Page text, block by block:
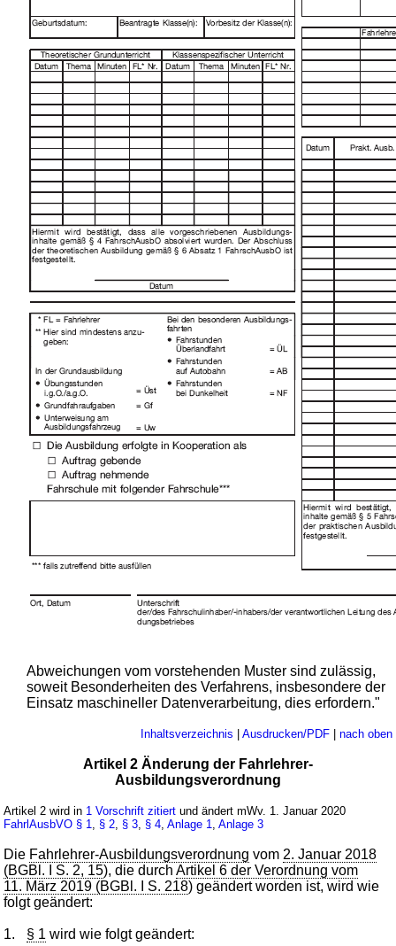
Abweichungen vom vorstehenden Muster sind zulässig,
soweit Besonderheiten des Verfahrens, insbesondere der
Einsatz maschineller Datenverarbeitung, dies erfordern."
Inhaltsverzeichnis | Ausdrucken/PDF| nach oben
Artikel 2 Änderung der Fahrlehrer-
Ausbildungsverordnung
Artikel 2 wird in 1 Vorschrift zitiert und ändert mWv. 1. Januar 2020
FahrlAusbVO § 1 § 2 § 3 § 4 ,Anlage 1 ,Anlage 3
Die Fahrlehrer-Ausbildungsverordnung vom 2. Januar 2018
(BGBl. I S. 2, 15), die durchArtikel 6 der Verordnung vom
11. März 2019 (BGBl. I S. 218) geändert worden ist, wird wie
folgt geändert:
1. § 1 wird wie folgt geändert: